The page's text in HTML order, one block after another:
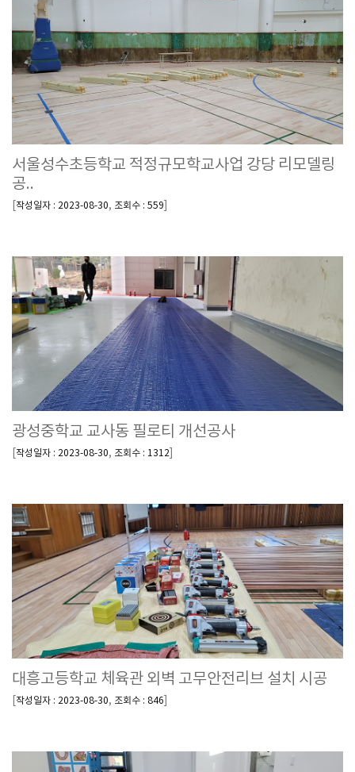
서울성수초등학교 적정규모학교사업 강당 리모델링
공..
[작성일자 : 2023-08-30, 조회수 : 559]
광성중학교 교사동 필로티 개선공사
[작성일자 : 2023-08-30, 조회수 : 1312]
대흥고등학교 체육관 외벽 고무안전리브 설치 시공
[작성일자 : 2023-08-30, 조회수 : 846]